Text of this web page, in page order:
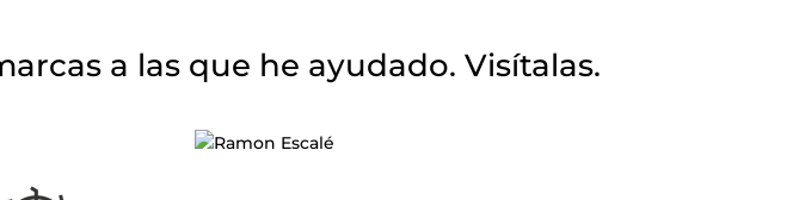
a las que he ayudado. Visítalas.